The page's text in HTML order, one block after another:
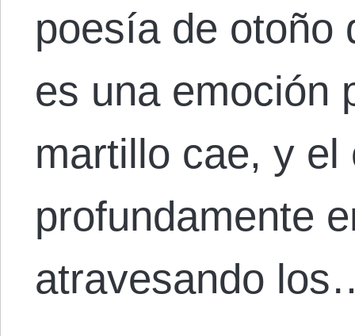
poesía de otoño
es una emoción
martillo cae, y
profundamente
atravesando